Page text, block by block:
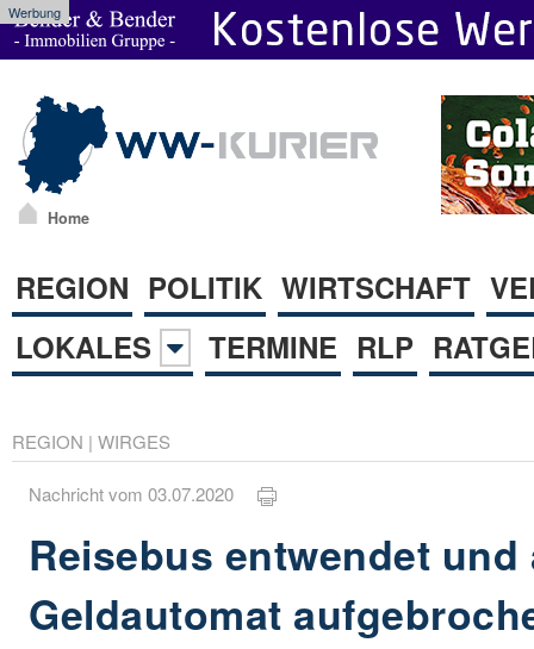
Werbung
Home
REGION POLITIK WIRTSCHAFT
LOKALES
TERMINE RLP
REGION | WIRGES
Nachricht vom 03.07.2020
Reisebus entwendet
Geldautomat